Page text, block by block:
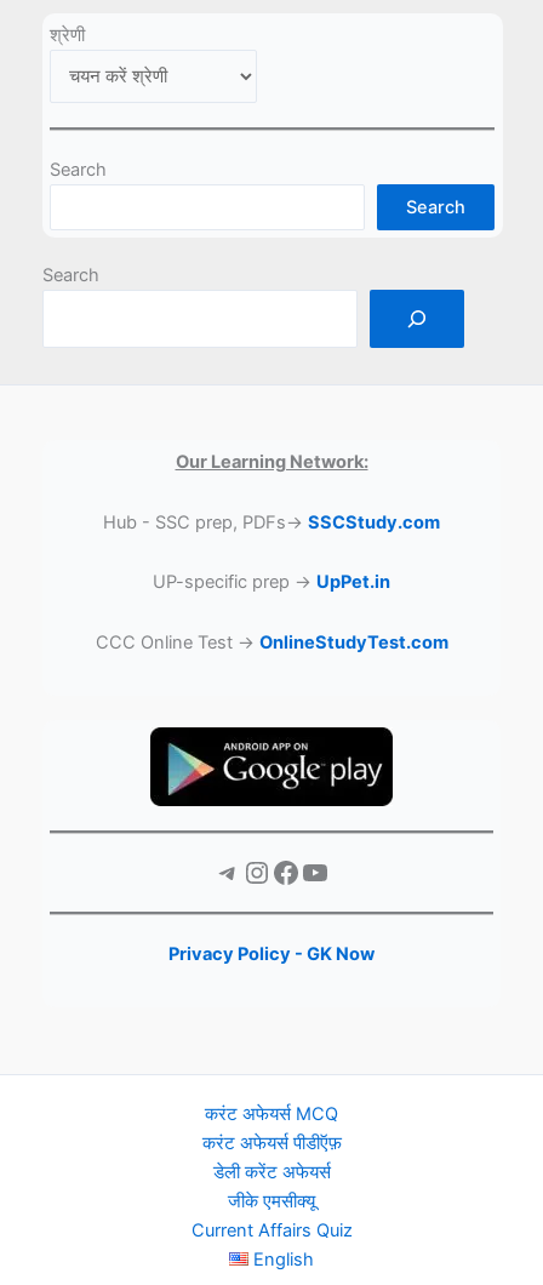
श्रेणी
Search
Search
Search
Our Learning Network:
Hub - SSC prep, PDFs→ SSCStudy.com
UP-specific prep → UpPet.in
CCC Online Test → OnlineStudyTest.com
Telegram Instagram Facebook YouTube
Privacy Policy - GK Now
करंट अफेयर्स MCQ
करंट अफेयर्स पीडीऍफ़
डेली करेंट अफेयर्स
जीके एमसीक्यू
Current Affairs Quiz
English